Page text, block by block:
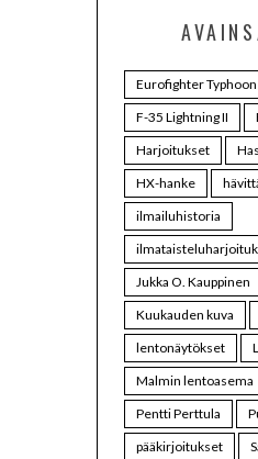
Eurofighter Typhoon
F-35 Lightning II
Harjoitukset
HX-hanke
ilmailuhistoria
Jukka O. Kauppinen
Kuukauden kuva
lentonäytökset
Malmin lentoasema
Pentti Perttula
pääkirjoitukset